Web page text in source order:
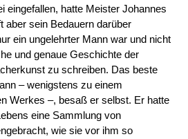
eingefallen, hatte Meister Johannes
aber sein Bedauern darüber
ein ungelehrter Mann war und nicht
und genaue Geschichte der
zu schreiben. Das beste
– wenigstens zu einem
Werkes –, besaß er selbst. Er hatte
eine Sammlung von
wie sie vor ihm so